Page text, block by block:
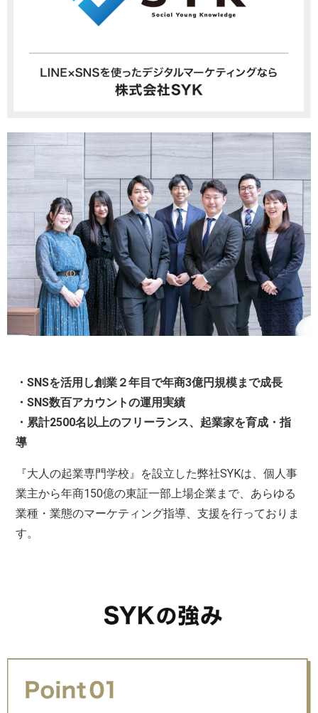
・SNSを活用し創業２年目で年商3億円規模まで成長
・SNS数百アカウントの運用実績
・累計2500名以上のフリーランス、起業家を育成・指
導
『大人の起業専門学校』を設立した弊社SYKは、個人事
業主から年商150億の東証一部上場企業まで、あらゆる
業種・業態のマーケティング指導、支援を行っておりま
す。